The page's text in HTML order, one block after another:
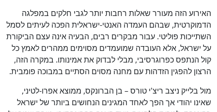
האירוע הזה מעורר שאלות רחבות יותר לגבי חלקים במפלגה
הדמוקרטית, שבהם העמדה האנטי-ישראלית הפכה לעיתים לסמל
השתייכות פוליטי. עבור מבקרים רבים, הבעיה אינה עצם הביקורת
על ישראל, אלא העובדה שמועמדים מסוימים ממהרים לאמץ כל
קול הנתפס כפרוגרסיבי, מבלי לבדוק את אמינותו. במקרה הזה,
הרצון להפגין הזדהות עם מחנה מסוים הסתיים במבוכה פומבית.
מול בלייק ניצב ריצ'י טורס – בן הברונקס, ממוצא אפרו-לטיני,
שאינו יהודי אך הפך לאחד המגינים הנחושים ביותר של ישראל